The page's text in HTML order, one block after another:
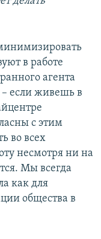
в работе
агента
– если живешь в
с этим
во всех
несмотря ни на
Мы всегда
как для
общества в